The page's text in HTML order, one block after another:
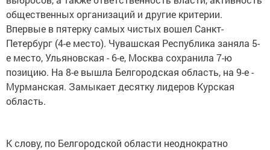
общественных организаций и другие критерии.
Впервые в пятерку самых чистых вошел Санкт-
Петербург (4-е место). Чувашская Республика заняла 5-
е место, Ульяновская - 6-е, Москва сохранила 7-ю
позицию. На 8-е вышла Белгородская область, на 9-е -
Мурманская. Замыкает десятку лидеров Курская
область.
К слову, по Белгородской области неоднократно